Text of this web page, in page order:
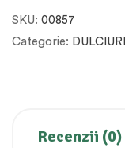
SKU: 00857
Categorie: DULCIURI
Recenzii (0)